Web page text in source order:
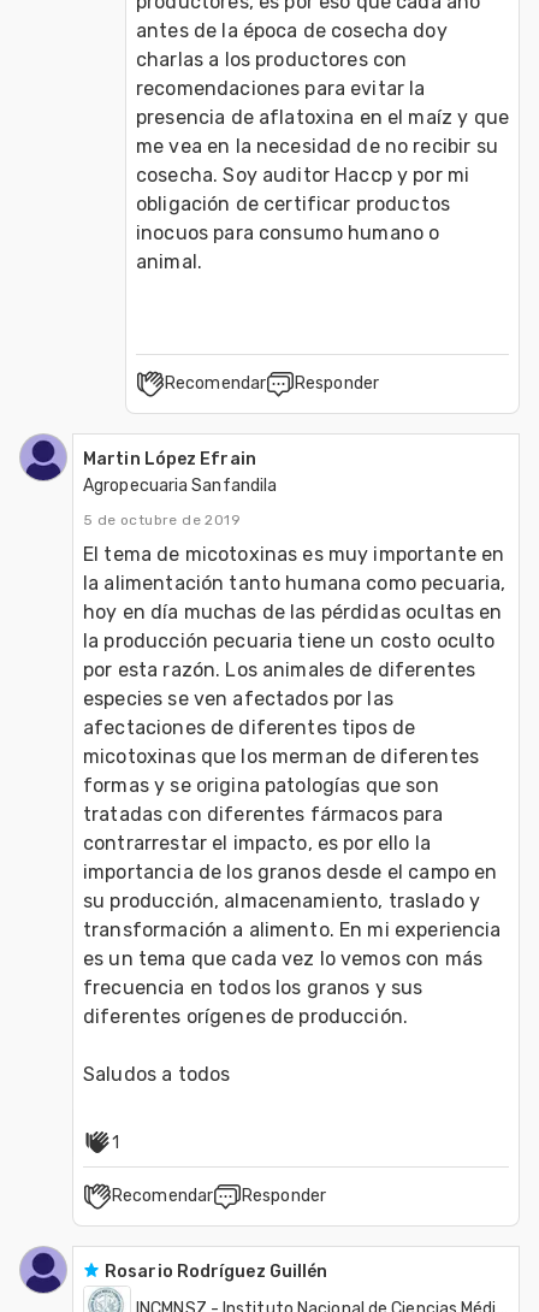
antes de la época de cosecha doy
charlas a los productores con
recomendaciones para evitar la
presencia de aflatoxina en el maíz y que
me vea en la necesidad de no recibir su
cosecha. Soy auditor Haccp y por mi
obligación de certificar productos
inocuos para consumo humano o
animal.
Recomendar Responder
Martin López Efrain
Agropecuaria Sanfandila
5 de octubre de 2019
El tema de micotoxinas es muy importante en
la alimentación tanto humana como pecuaria,
hoy en día muchas de las pérdidas ocultas en
la producción pecuaria tiene un costo oculto
por esta razón. Los animales de diferentes
especies se ven afectados por las
afectaciones de diferentes tipos de
micotoxinas que los merman de diferentes
formas y se origina patologías que son
tratadas con diferentes fármacos para
contrarrestar el impacto, es por ello la
importancia de los granos desde el campo en
su producción, almacenamiento, traslado y
transformación a alimento. En mi experiencia
es un tema que cada vez lo vemos con más
frecuencia en todos los granos y sus
diferentes orígenes de producción.
Saludos a todos
1
Recomendar Responder
Rosario Rodríguez Guillén